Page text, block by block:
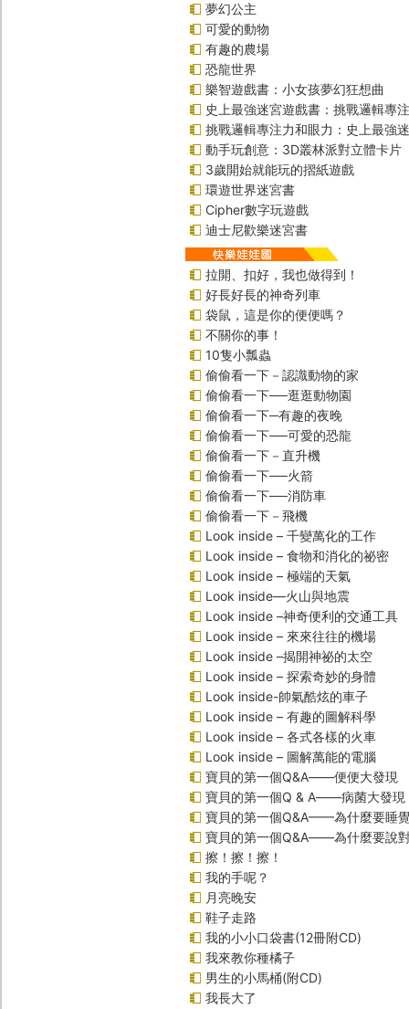
夢幻公主
可愛的動物
有趣的農場
恐龍世界
樂智遊戲書：小女孩夢幻狂想曲
史上最強迷宮遊戲書：挑戰邏輯專
挑戰邏輯專注力和眼力：史上最強
動手玩創意：3D叢林派對立體卡片
3歲開始就能玩的摺紙遊戲
環遊世界迷宮書
Cipher數字玩遊戲
迪士尼歡樂迷宮書
拉開、扣好，我也做得到！
好長好長的神奇列車
袋鼠，這是你的便便嗎？
不關你的事！
10隻小瓢蟲
偷偷看一下－認識動物的家
偷偷看一下──逛逛動物園
偷偷看一下─有趣的夜晚
偷偷看一下──可愛的恐龍
偷偷看一下－直升機
偷偷看一下──火箭
偷偷看一下──消防車
偷偷看一下－飛機
Look inside – 千變萬化的工作
Look inside – 食物和消化的祕密
Look inside – 極端的天氣
Look inside—火山與地震
Look inside –神奇便利的交通工具
Look inside – 來來往往的機場
Look inside –揭開神祕的太空
Look inside – 探索奇妙的身體
Look inside-帥氣酷炫的車子
Look inside – 有趣的圖解科學
Look inside – 各式各樣的火車
Look inside – 圖解萬能的電腦
寶貝的第一個Q&A――便便大發現
寶貝的第一個Q & A――病菌大發現
寶貝的第一個Q&A——為什麼要睡
寶貝的第一個Q&A――為什麼要說
擦！擦！擦！
我的手呢？
月亮晚安
鞋子走路
我的小小口袋書(12冊附CD)
我來教你種橘子
男生的小馬桶(附CD)
我長大了